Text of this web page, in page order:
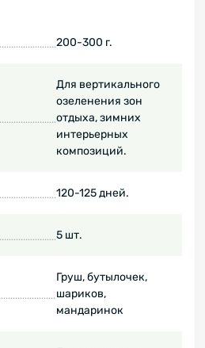
200-300 г.
Для вертикального
озеленения зон
отдыха, зимних
интерьерных
композиций.
120-125 дней.
5 шт.
Груш, бутылочек,
шариков,
мандаринок